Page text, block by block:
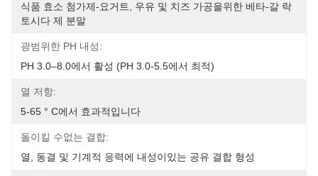
식품 효소 첨가제-요거트, 우유 및 치즈 가공을위한 베타-갈 락
토시다 제 분말
광범위한 PH 내성:
PH 3.0–8.0에서 활성 (pH 3.0-5.5에서 최적)
열 저항:
5-65 ° C에서 효과적입니다
돌이킬 수없는 결합:
열, 동결 및 기계적 응력에 내성이있는 공유 결합 형성